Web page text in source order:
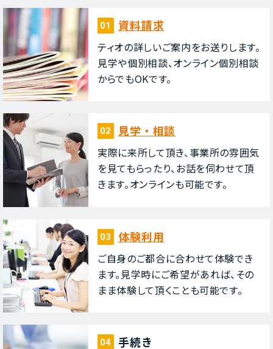
01 資料請求
ティオの詳しいご案内をお送りします。
⾒学や個別相談、オンライン個別相談
からでもOKです。
02 ⾒学・相談
実際に来所して頂き、事業所の雰囲気
を⾒てもらったり、お話を伺わせて頂
きます。オンラインも可能です。
03 体験利⽤
ご⾃⾝のご都合に合わせて体験でき
ます。⾒学時にご希望があれば、その
まま体験して頂くことも可能です。
04 ⼿続き